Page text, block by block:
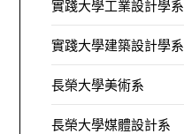
實踐大學工業設計學系
實踐大學建築設計學系
長榮大學美術系
長榮大學媒體設計系